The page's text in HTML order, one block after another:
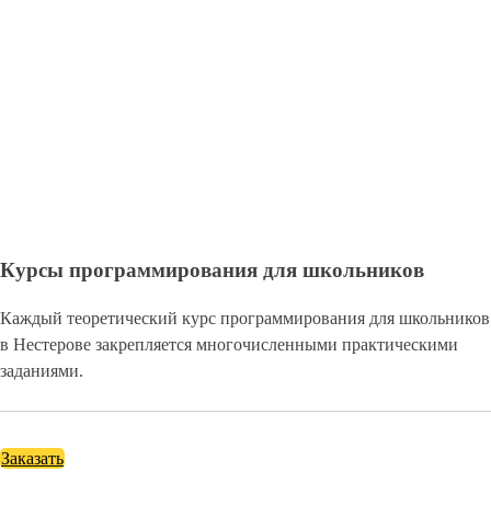
Курсы программирования для школьников
Каждый теоретический курс программирования для школьников
в Нестерове закрепляется многочисленными практическими
заданиями.
Заказать